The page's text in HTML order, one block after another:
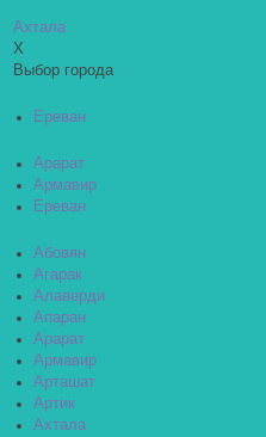
Ахтала
X
Выбор города
Ереван
Арарат
Армавир
Ереван
Абовян
Агарак
Алаверди
Апаран
Арарат
Армавир
Арташат
Артик
Ахтала